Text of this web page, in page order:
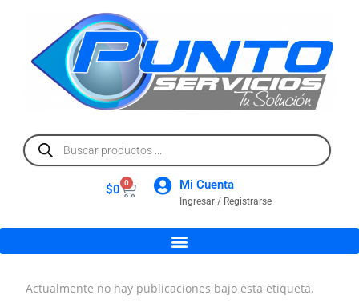
$0 0 Mi Cuenta
Ingresar / Registrarse
Actualmente no hay publicaciones bajo esta etiqueta.